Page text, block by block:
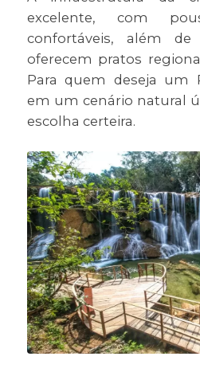
excelente, com
confortáveis, além de
oferecem pratos
Para quem deseja um
em um cenário natural
escolha certeira.